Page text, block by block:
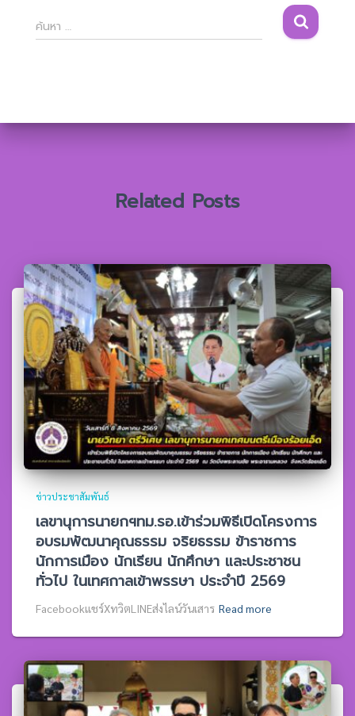
ค้
น
ห
ค้นหา …
Related Posts
ข่าวประชาสัมพันธ์
เลขานุการนายกฯทม.รอ.เข้าร่วมพิธีเปิดโครงการ
อบรมพัฒนาคุณธรรม จริยธรรม ข้าราชการ
นักการเมือง นักเรียน นักศึกษา และประชาชน
ทั่วไป ในเทศกาลเข้าพรรษา ประจำปี 2569
Facebookแชร์XทวิตLINEส่งไลน์วันเสาร Read more